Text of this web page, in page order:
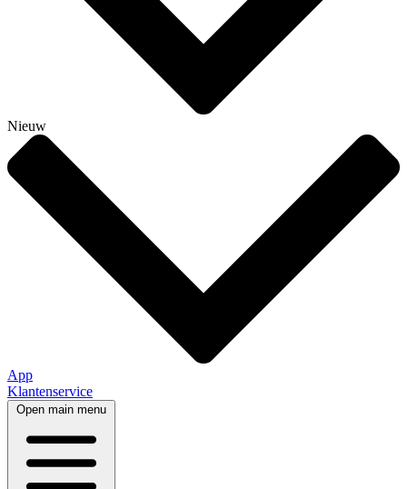
Nieuw
App
Klantenservice
Open main menu